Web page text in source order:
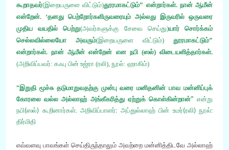
கூறாதவர்(இறையருளை விட்டும்)தூரமாகட்டும்” என்றார்கள். நான் ஆமீன்
என்றேன். ‘தனது பெற்றோர்களிருவரையும் அல்லது இருவரில் ஒருவரை
முதிய வயதில் பெற்று(அவர்களுக்கு சேவை செய்து)யார் சொர்க்கம்
செல்லவில்லையோ அவரும்(இறையருளை விட்டும்) தூரமாகட்டும்”
என்றார்கள்.நான் ஆமீன் என்றேன் என நபி(ஸல்)விடையளித்தார்கள்.
(அறிவிப்பவர்: கஃபு பின் உஜ்ரா (ரலி), நூல்: ஹாகிம்)
“இறுதி மூச்சு தடுமாறுவதற்கு முன்பு வரை மனிதனின் பாவ மன்னிப்புக்
கோரலை வல்ல அல்லாஹ் அங்கீகரித்து ஏற்றுக் கொள்கின்றான்” என்று
நபி(ஸல்) கூறினார்கள். அறிவிப்பாளர்: அப்துல்லாஹ் பின் உமர்(ரலி) நூல்:
திர்மிதி
எவ்வளவு பாவங்கள் செய்திருந்தாலும் அவற்றை மன்னித்திடவே அல்லாஹ்